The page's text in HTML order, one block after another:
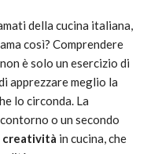
della cucina italiana,
così? Comprendere
è solo un esercizio di
apprezzare meglio la
lo circonda. La
o un secondo
creatività in cucina, che